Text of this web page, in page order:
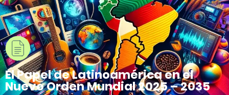
El Papel de Latinoamérica en el
Nuevo Orden Mundial 2025 – 2035